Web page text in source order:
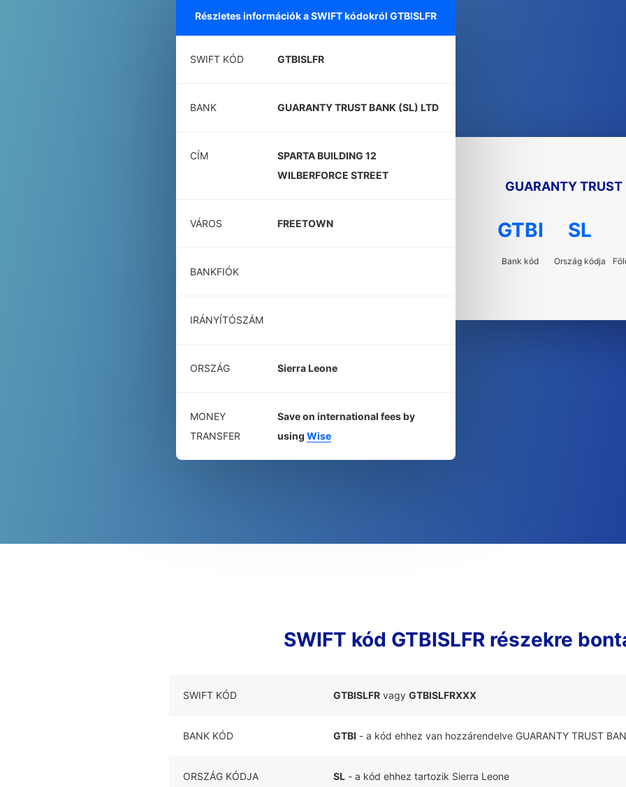
Részletes információk a SWIFT kódokról GTBISLFR
SWIFT KÓD GTBISLFR
BANK GUARANTY TRUST BANK (SL) LTD
CÍM
SPARTA BUILDING 12
WILBERFORCE STREET
VÁROS FREETOWN
BANKFIÓK
IRÁNYÍTÓSZÁM
ORSZÁG Sierra Leone
MONEY
TRANSFER
Save on international fees by
using Wise
GUARANTY TRUST
GTBI
Bank kód
SL
Ország kódja
SWIFT kód GTBISLFR részekre
SWIFT KÓD GTBISLFR vagy GTBISLFRXXX
BANK KÓD GTBI - a kód ehhez van hozzárendelve GUARANTY TRUST
ORSZÁG KÓDJA SL - a kód ehhez tartozik Sierra Leone